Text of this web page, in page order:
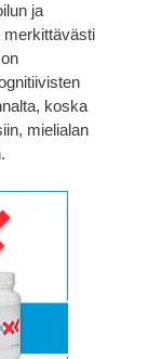
ja
merkittävästi
koska
mielialan